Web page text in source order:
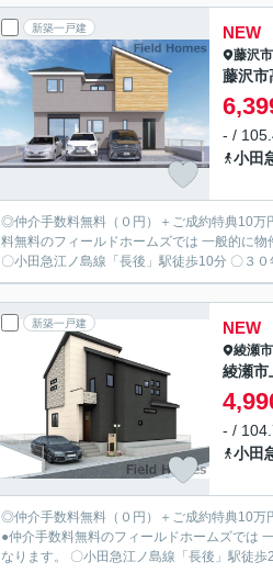
新築一戸建 NEW
藤沢市
藤沢
- /
小田
◎仲介手数料無料（０円）＋ご成約特典10万円
料無料のフィールドホームズでは 一般的に
〇小田急江
新築一戸建 NEW
綾瀬市
綾瀬
- /
小田
◎仲介手数料無料（０円）＋ご成約特典10万
●仲介手数料無料のフィールドホームズでは